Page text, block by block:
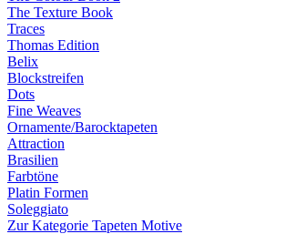
The Texture Book
Traces
Thomas Edition
Belix
Blockstreifen
Dots
Fine Weaves
Ornamente/Barocktapeten
Attraction
Brasilien
Farbtöne
Platin Formen
Soleggiato
Zur Kategorie Tapeten Motive